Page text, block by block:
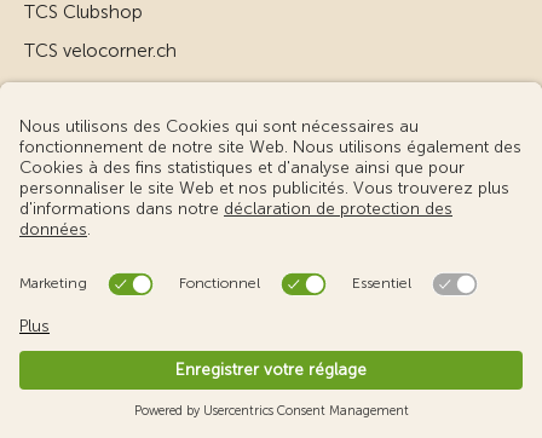
TCS Clubshop
TCS velocorner.ch
TCS Microcorner
TCS MADE VISIBLE
TCS lex4you
TCS MyMed